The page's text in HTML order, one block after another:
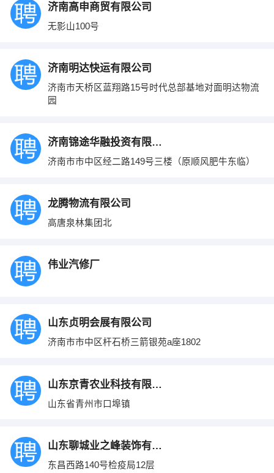
济南高申商贸有限公司
无影山100号
济南明达快运有限公司
济南市天桥区蓝翔路15号时代总部基地对面明达物流
园
济南锦途华融投资有限公司
济南市市中区经二路149号三楼（原顺风肥牛东临）
龙腾物流有限公司
高唐泉林集团北
伟业汽修厂
山东贞明会展有限公司
济南市市中区杆石桥三箭银苑a座1802
山东京青农业科技有限公司
山东省青州市口埠镇
山东聊城业之峰装饰有限公司
东昌西路140号检疫局12层